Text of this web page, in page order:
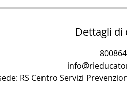
Dettagli di
RS Centro Servizi